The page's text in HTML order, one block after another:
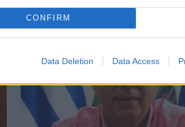
CONFIRM
Data Deletion Data Access